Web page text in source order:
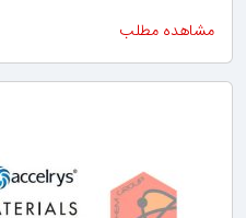
مشاهده مطلب